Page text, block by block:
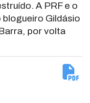
A PRF e o
Gildásio
por volta